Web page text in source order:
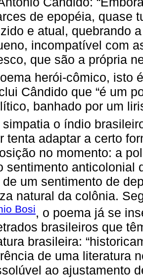
de epopéia, quase
e atual, quebrando
incompatível com
que são a própria
herói-cômico, isto
Cândido que “é um
banhado por um
simpatia o índio
tenta adaptar a certo
no momento: a
sentimento anticolonial
de um sentimento de
natural da colônia.
Bosi, o poema já se
brasileiros que
brasileira:
de uma literatura
ao ajustamento